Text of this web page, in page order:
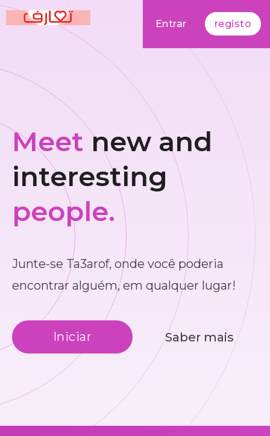
Entrar registo
Meet new and
interesting
people.
Junte-se Ta3arof, onde você poderia
encontrar alguém, em qualquer lugar!
Iniciar Saber mais